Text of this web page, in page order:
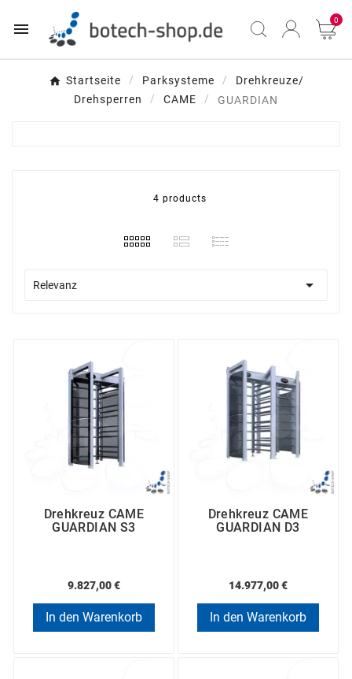
 0
Startseite Parksysteme
Drehkreuze/
Drehsperren
CAME GUARDIAN
4 products
Relevanz 
Drehkreuz CAME
GUARDIAN S3
9.827,00 €
In den Warenkorb
Drehkreuz CAME
GUARDIAN D3
14.977,00 €
In den Warenkorb